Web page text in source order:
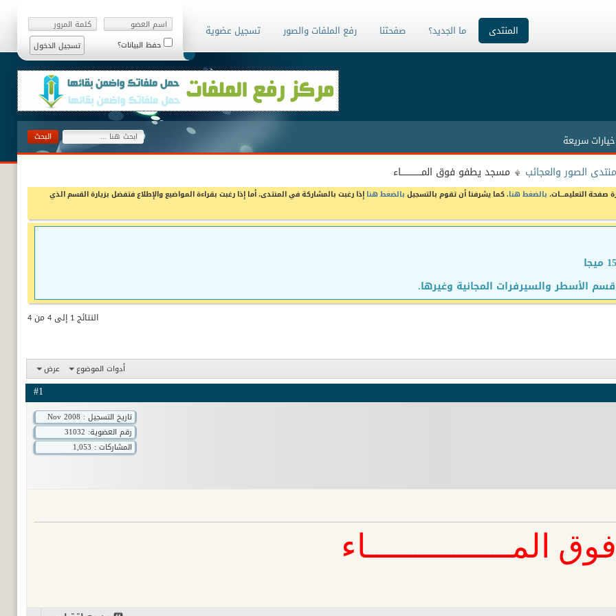
حفظ البيانات؟
المنتدى
خيارات سريعة
ما الجديد؟ صفحتنا رفع الملفات والصور تسجيل عضوية
منتدى الصور والعجائب مسجد يطفو فوق المـــــــــــــــاء
صفحة التعليمـــات، بالضغط هنا. كما يشرفنا أن تقوم بالتسجيل بالضغط هنا إذا رغبت بالمشاركة في المنتدى، أما إذا رغبت بقراءة المواضيع والإطلاع فتفضل بزيارة القسم الذي
الأسطر والسيرفرات المجانية وغيرها.
النتائج 1 إلى 4 من 4
أدوات الموضوع عرض
#1
تاريخ التسجيل : Nov 2008
رقم العضوية:
المشاركات : 1,053